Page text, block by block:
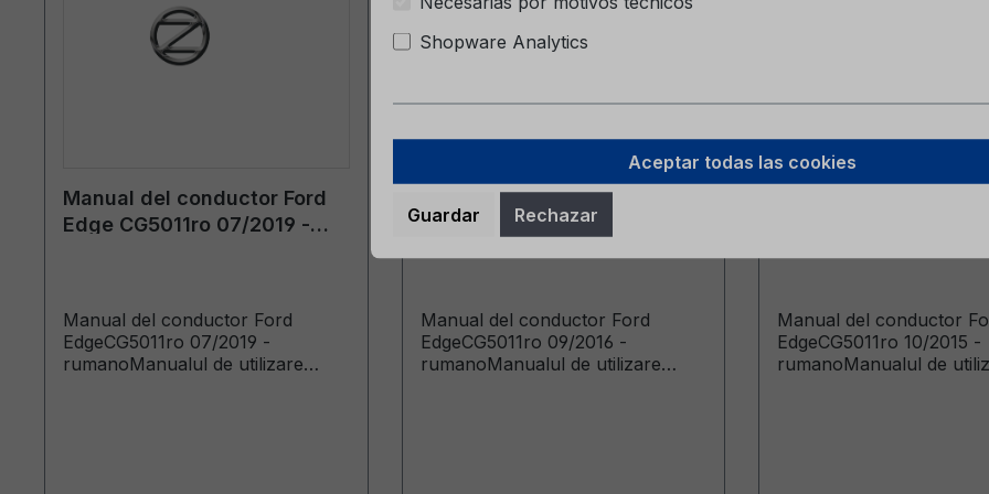
Manual del conductor Ford
Edge CG5011ro 07/2019 -
Manual del conductor Ford
EdgeCG5011ro 07/2019 -
rumanoManualul de utilizare
Manual del conductor Ford
Edge CG5011ro 09/2016 -
Manual del conductor Ford
EdgeCG5011ro 09/2016 -
rumanoManualul de utilizare
Manual del conductor
EdgeCG5011ro 10/2015 -
rumanoManualul de
Shopware Analytics
Aceptar todas las cookies
Guardar Rechazar